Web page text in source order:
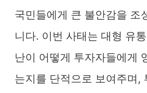
국민들에게 큰 불안감을 조
니다. 이번 사태는 대형 유
난이 어떻게 투자자들에게
는지를 단적으로 보여주며,